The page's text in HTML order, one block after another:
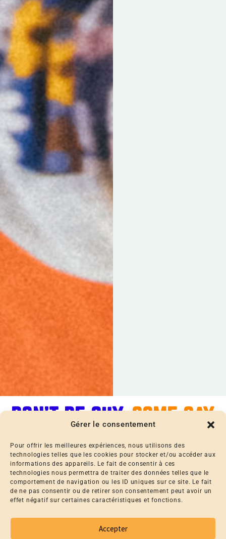
Gérer le consentement
Pour offrir les meilleures expériences, nous utilisons des
technologies telles que les cookies pour stocker et/ou accéder aux
informations des appareils. Le fait de consentir à ces
technologies nous permettra de traiter des données telles que le
comportement de navigation ou les ID uniques sur ce site. Le fait
de ne pas consentir ou de retirer son consentement peut avoir un
effet négatif sur certaines caractéristiques et fonctions.
Accepter
DON'T BE SHY.COME SAY
HI.
Contact
Partnership
hello@concrete-raw.com